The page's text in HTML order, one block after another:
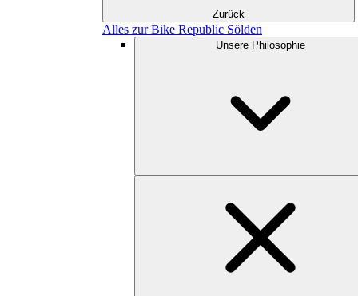
Zurück
Alles zur Bike Republic Sölden
Unsere Philosophie